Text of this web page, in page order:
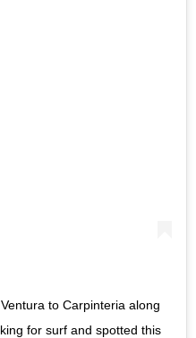
to Carpinteria along
for surf and spotted this